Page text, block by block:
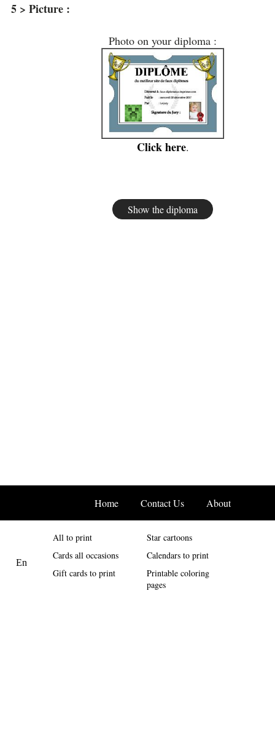
5 > Picture :
Photo on your diploma :
Click here.
Home Contact Us About
All to print
Cards all occasions
Gift cards to print
Star cartoons
Calendars to print
Printable coloring
pages